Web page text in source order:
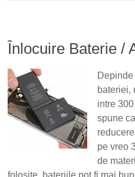
Înlocuire Baterie /
bateriei,
intre
spune
pe vreo
de
folosite, bateriile pot fi mai